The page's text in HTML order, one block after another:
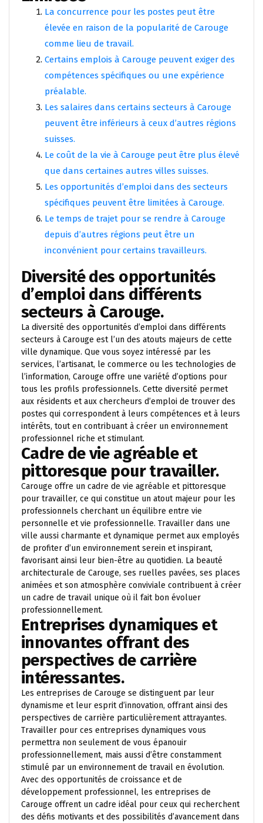
La concurrence pour les postes peut être
élevée en raison de la popularité de Carouge
comme lieu de travail.
Certains emplois à Carouge peuvent exiger des
compétences spécifiques ou une expérience
préalable.
Les salaires dans certains secteurs à Carouge
peuvent être inférieurs à ceux d’autres régions
suisses.
Le coût de la vie à Carouge peut être plus élevé
que dans certaines autres villes suisses.
Les opportunités d’emploi dans des secteurs
spécifiques peuvent être limitées à Carouge.
Le temps de trajet pour se rendre à Carouge
depuis d’autres régions peut être un
inconvénient pour certains travailleurs.
Diversité des opportunités
d’emploi dans différents
secteurs à Carouge.
La diversité des opportunités d’emploi dans différents
secteurs à Carouge est l’un des atouts majeurs de cette
ville dynamique. Que vous soyez intéressé par les
services, l’artisanat, le commerce ou les technologies de
l’information, Carouge offre une variété d’options pour
tous les profils professionnels. Cette diversité permet
aux résidents et aux chercheurs d’emploi de trouver des
postes qui correspondent à leurs compétences et à leurs
intérêts, tout en contribuant à créer un environnement
professionnel riche et stimulant.
Cadre de vie agréable et
pittoresque pour travailler.
Carouge offre un cadre de vie agréable et pittoresque
pour travailler, ce qui constitue un atout majeur pour les
professionnels cherchant un équilibre entre vie
personnelle et vie professionnelle. Travailler dans une
ville aussi charmante et dynamique permet aux employés
de profiter d’un environnement serein et inspirant,
favorisant ainsi leur bien-être au quotidien. La beauté
architecturale de Carouge, ses ruelles pavées, ses places
animées et son atmosphère conviviale contribuent à créer
un cadre de travail unique où il fait bon évoluer
professionnellement.
Entreprises dynamiques et
innovantes offrant des
perspectives de carrière
intéressantes.
Les entreprises de Carouge se distinguent par leur
dynamisme et leur esprit d’innovation, offrant ainsi des
perspectives de carrière particulièrement attrayantes.
Travailler pour ces entreprises dynamiques vous
permettra non seulement de vous épanouir
professionnellement, mais aussi d’être constamment
stimulé par un environnement de travail en évolution.
Avec des opportunités de croissance et de
développement professionnel, les entreprises de
Carouge offrent un cadre idéal pour ceux qui recherchent
des défis motivants et des possibilités d’avancement dans